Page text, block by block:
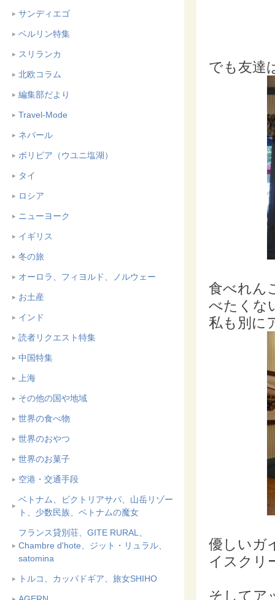
サンディエゴ
ベルリン特集
スリランカ
北欧コラム
編集部だより
Travel-Mode
ネパール
ボリビア（ウユニ塩湖）
タイ
ロシア
ニューヨーク
イギリス
冬の旅
オーロラ、フィヨルド、ノルウェー
お土産
インド
読者リクエスト特集
中国特集
上海
その他の国や地域
世界の食べ物
世界のおやつ
世界のお菓子
空港・交通手段
ベトナム、ビクトリアサパ、山岳リゾー
ト、少数民族、ベトナムの魔女
フランス貸別荘、GITE RURAL、
Chambre d'hote、ジット・リュラル、
satomina
トルコ、カッパドギア、旅女SHIHO
でも友達
食べれん
べたくな
私も別に
優しいガ
イスクリ
そしてア